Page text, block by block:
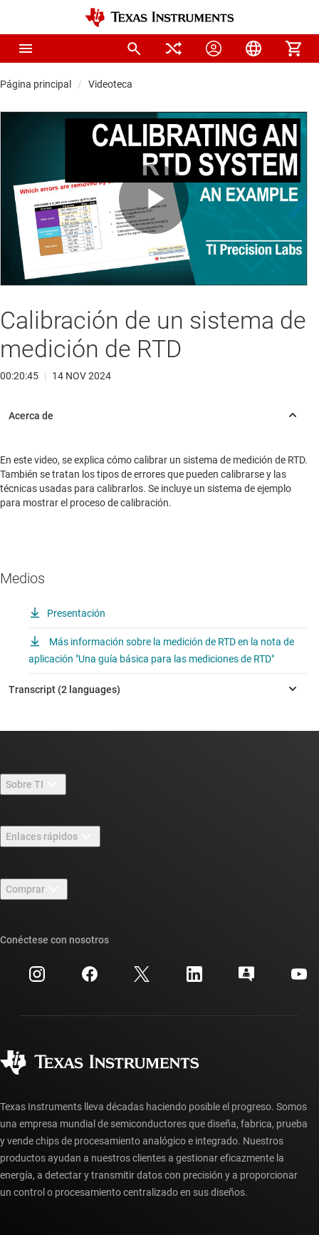
Página principal Videoteca
Play
Video
Calibración de un sistema de
medición de RTD
00:20:45 | 14 NOV 2024
En este video, se explica cómo calibrar un sistema de medición de RTD.
También se tratan los tipos de errores que pueden calibrarse y las
técnicas usadas para calibrarlos. Se incluye un sistema de ejemplo
para mostrar el proceso de calibración.
Medios
Presentación
Más información sobre la medición de RTD en la nota de
aplicación "Una guía básica para las mediciones de RTD"
Sobre TI
Carreras laborales
Sala de redacción
Eventos
Relaciones con los inversionistas
Enlaces rápidos
Foros de soporte de diseño de TI E2E™
Búsqueda de referencias cruzadas
Centro de atención al cliente
Preguntas frecuentes sobre la cuenta myTI
Comprar
Preguntas frecuentes sobre pedidos
Conéctese con nosotros
Texas Instruments lleva décadas haciendo posible el progreso. Somos
una empresa mundial de semiconductores que diseña, fabrica, prueba
y vende chips de procesamiento analógico e integrado. Nuestros
productos ayudan a nuestros clientes a gestionar eficazmente la
energía, a detectar y transmitir datos con precisión y a proporcionar
un control o procesamiento centralizado en sus diseños.